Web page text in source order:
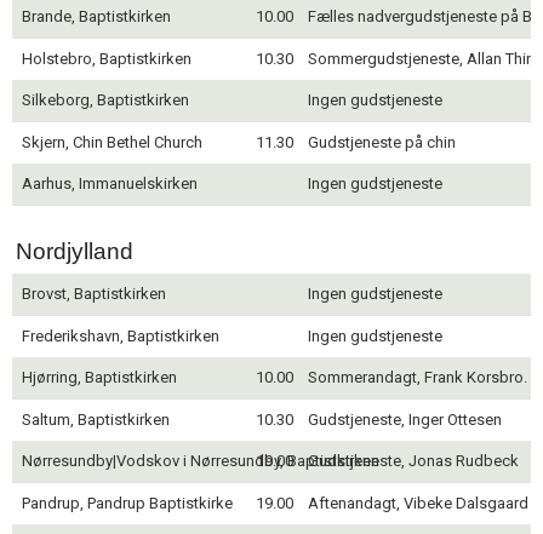
Brande, Baptistkirken 10.00 Fælles nadvergudstjeneste på
Holstebro, Baptistkirken 10.30 Sommergudstjeneste, Allan Thing
Silkeborg, Baptistkirken Ingen gudstjeneste
Skjern, Chin Bethel Church 11.30 Gudstjeneste på chin
Aarhus, Immanuelskirken Ingen gudstjeneste
Nordjylland
Brovst, Baptistkirken Ingen gudstjeneste
Frederikshavn, Baptistkirken Ingen gudstjeneste
Hjørring, Baptistkirken 10.00 Sommerandagt, Frank Korsbro.
Saltum, Baptistkirken 10.30 Gudstjeneste, Inger Ottesen
Nørresundby|Vodskov i Nørresundby, Baptistkirken
19.00 Gudstjeneste, Jonas Rudbeck
Pandrup, Pandrup Baptistkirke 19.00 Aftenandagt, Vibeke Dalsgaard